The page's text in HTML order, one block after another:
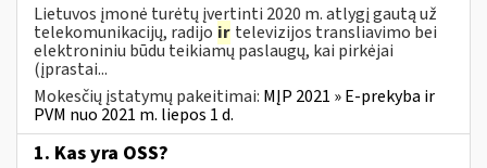
Lietuvos įmonė turėtų įvertinti 2020 m. atlygį gautą už
telekomunikacijų, radijo ir televizijos transliavimo bei
elektroniniu būdu teikiamų paslaugų, kai pirkėjai
(įprastai...
Mokesčių įstatymų pakeitimai: MĮP 2021 » E-prekyba ir
PVM nuo 2021 m. liepos 1 d.
1. Kas yra OSS?